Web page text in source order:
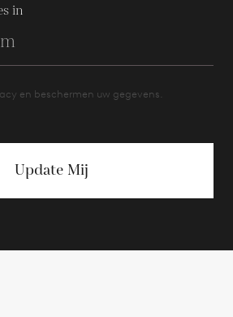
in
en beschermen uw gegevens.
Update Mij